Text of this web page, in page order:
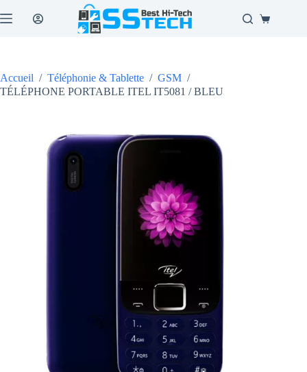
au
Panier
Accueil / Téléphonie & Tablette / GSM /
TÉLÉPHONE PORTABLE ITEL IT5081 / BLEU